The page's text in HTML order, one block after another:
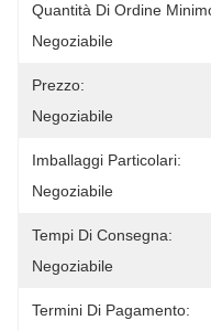
Quantità Di Ordine
Negoziabile
Prezzo:
Negoziabile
Imballaggi Particolari:
Negoziabile
Tempi Di Consegna:
Negoziabile
Termini Di Pagamento: